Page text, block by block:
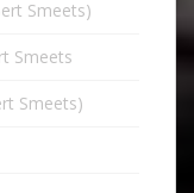
Smeets)
Smeets
Smeets)